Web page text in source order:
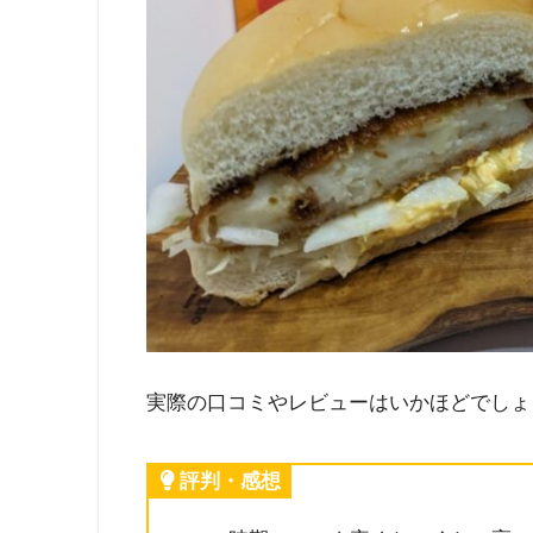
実際の口コミやレビューはいかほどでし
評判・感想